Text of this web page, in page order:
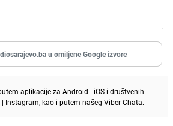
u omiljene Google izvore
aplikacije za Android | iOS i društvenih
| Instagram, kao i putem našeg ViberChata.